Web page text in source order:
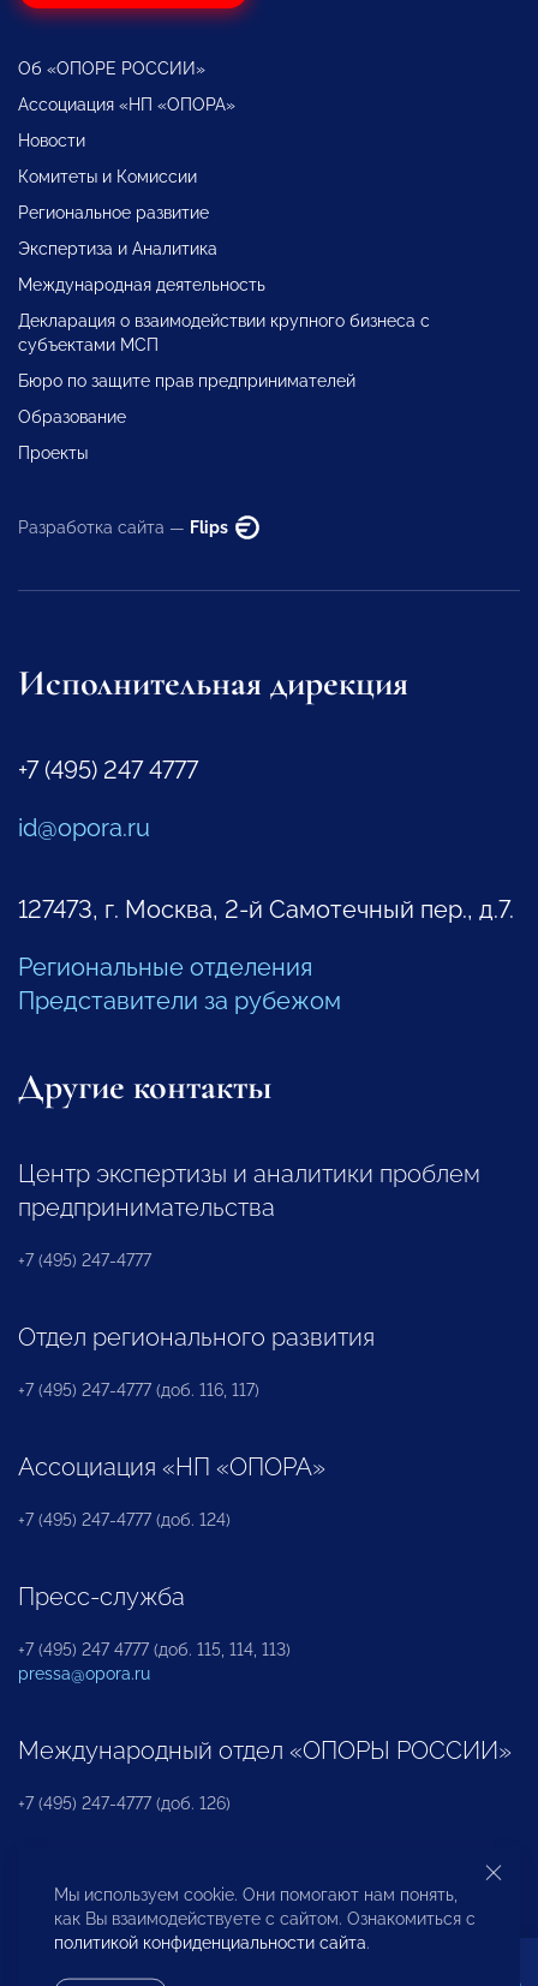
Об «ОПОРЕ РОССИИ»
Ассоциация «НП «ОПОРА»
Новости
Комитеты и Комиссии
Региональное развитие
Экспертиза и Аналитика
Международная деятельность
Декларация о взаимодействии крупного бизнеса с
субъектами МСП
Бюро по защите прав предпринимателей
Образование
Проекты
Разработка сайта — Flips
Исполнительная дирекция
+7 (495) 247 4777
id@opora.ru
127473, г. Москва, 2-й Самотечный пер., д.7.
Региональные отделения
Представители за рубежом
Другие контакты
Центр экспертизы и аналитики проблем
предпринимательства
+7 (495) 247-4777
Отдел регионального развития
+7 (495) 247-4777 (доб. 116, 117)
Ассоциация «НП «ОПОРА»
+7 (495) 247-4777 (доб. 124)
Пресс-служба
+7 (495) 247 4777 (доб. 115, 114, 113)
pressa@opora.ru
Международный отдел «ОПОРЫ РОССИИ»
+7 (495) 247-4777 (доб. 126)
Бюро по защите прав предпринимателей и
инвесторов
Мы используем cookie. Они помогают нам понять,
как Вы взаимодействуете с сайтом. Ознакомиться с
политикой конфиденциальности сайта.